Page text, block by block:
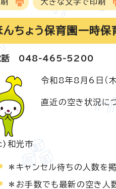
大きな文字で印刷
んちょう保育園一時保
話 048-465-5200
和光市
令和8年8月6日（
直近の空き状況に
＊キャンセル待ちの人数を
＊お手数でも最新の空き人